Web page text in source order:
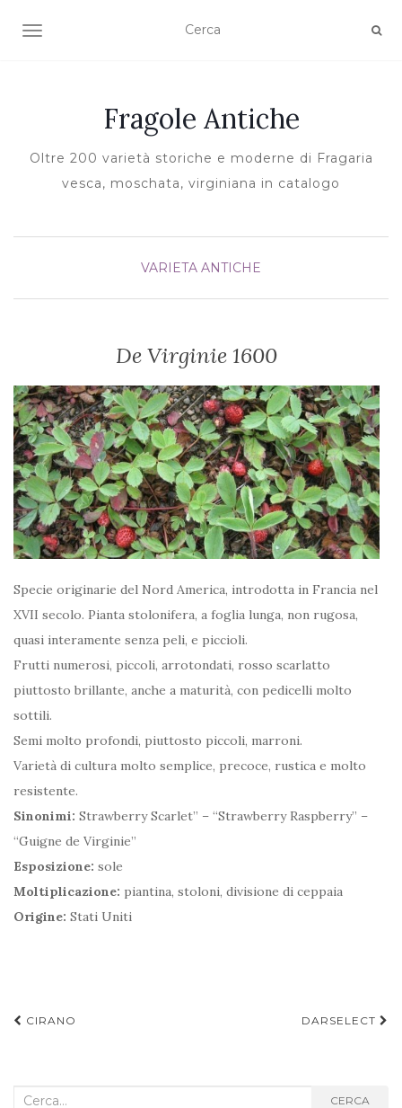
TOGGLE NAVIGATION
Fragole Antiche
Oltre 200 varietà storiche e moderne di Fragaria
vesca, moschata, virginiana in catalogo
VARIETA ANTICHE
De Virginie 1600
Specie originarie del Nord America, introdotta in Francia nel
XVII secolo. Pianta stolonifera, a foglia lunga, non rugosa,
quasi interamente senza peli, e piccioli.
Frutti numerosi, piccoli, arrotondati, rosso scarlatto
piuttosto brillante, anche a maturità, con pedicelli molto
sottili.
Semi molto profondi, piuttosto piccoli, marroni.
Varietà di cultura molto semplice, precoce, rustica e molto
resistente.
Sinonimi: Strawberry Scarlet” – “Strawberry Raspberry” –
“Guigne de Virginie”
Esposizione: sole
Moltiplicazione: piantina, stoloni, divisione di ceppaia
Origine: Stati Uniti
Navigazione
CIRANO DARSELECT
Cerca
CERCA